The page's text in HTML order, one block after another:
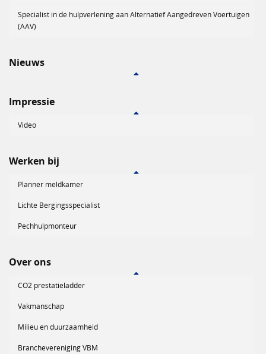
Specialist in de hulpverlening aan Alternatief Aangedreven Voertuigen
(AAV)
Nieuws
Impressie
Video
Werken bij
Planner meldkamer
Lichte Bergingsspecialist
Pechhulpmonteur
Over ons
CO2 prestatieladder
Vakmanschap
Milieu en duurzaamheid
Branchevereniging VBM